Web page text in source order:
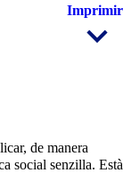
Imprimir
de manera
social senzilla. Està